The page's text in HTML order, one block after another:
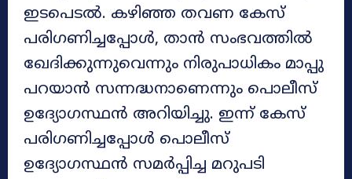
ഇടപെടൽ. കഴിഞ്ഞ തവണ കേസ്
പരിഗണിച്ചപ്പോൾ, താൻ സംഭവത്തിൽ
ഖേദിക്കുന്നുവെന്നും നിരുപാധികം മാപ്പു
പറയാൻ സന്നദ്ധനാണെന്നും പൊലീസ്
ഉദ്യോഗസ്ഥൻ അറിയിച്ചു. ഇന്ന് കേസ്
പരിഗണിച്ചപ്പോൾ പൊലീസ്
ഉദ്യോഗസ്ഥൻ സമർപ്പിച്ച മറുപടി